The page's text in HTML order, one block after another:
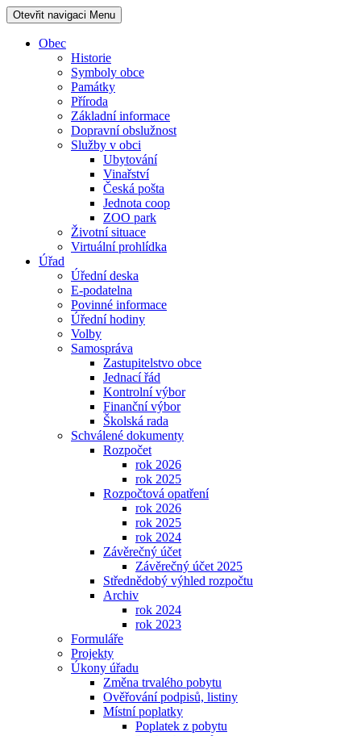
Otevřit navigaci Menu
Obec
Historie
Symboly obce
Památky
Příroda
Základní informace
Dopravní obslužnost
Služby v obci
Ubytování
Vinařství
Česká pošta
Jednota coop
ZOO park
Životní situace
Virtuální prohlídka
Úřad
Úřední deska
E-podatelna
Povinné informace
Úřední hodiny
Volby
Samospráva
Zastupitelstvo obce
Jednací řád
Kontrolní výbor
Finanční výbor
Školská rada
Schválené dokumenty
Rozpočet
rok 2026
rok 2025
Rozpočtová opatření
rok 2026
rok 2025
rok 2024
Závěrečný účet
Závěrečný účet 2025
Střednědobý výhled rozpočtu
Archiv
rok 2024
rok 2023
Formuláře
Projekty
Úkony úřadu
Změna trvalého pobytu
Ověřování podpisů, listiny
Místní poplatky
Poplatek z pobytu